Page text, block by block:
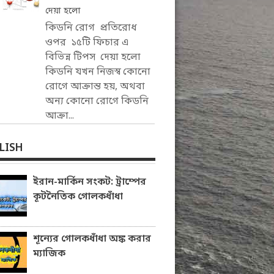
দেয়া হলো
কিডনি রোগ প্রতিরোধ
ওপর ১৫টি ফিচার এ
বিভিন্ন টিপস দেয়া হলো
কিডনি যখন নিজস্ব কোনো
রোগে আক্রান্ত হয়, অথবা
অন্য কোনো রোগে কিডনি
আক্রা...
ইরান-মার্কিন সংকট: ট্রাম্পের
কূটনৈতিক গোলকধাঁধা
শূন্যের গোলকধাঁধা অঙ্ক করার
ম্যাজিক